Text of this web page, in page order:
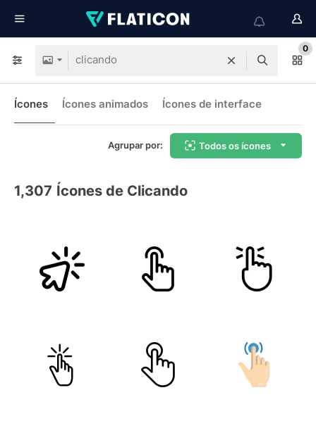
0
Ícones Ícones animados Ícones de interface
Agrupar por: Todos os ícones
1,307 Ícones de Clicando